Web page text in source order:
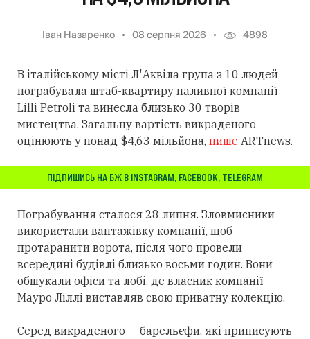
Іван Назаренко 08 серпня 2026 4898
В італійському місті Л'Аквіла група з 10 людей
пограбувала штаб-квартиру паливної компанії
Lilli Petroli та винесла близько 30 творів
мистецтва. Загальну вартість викраденого
оцінюють у понад $4,63 мільйона, пише ARTnews.
ПІДПИШИСЬ НА БЖ В INSTAGRAM, FACEBOOK, TELEGRAM
Пограбування сталося 28 липня. Зловмисники
використали вантажівку компанії, щоб
протаранити ворота, після чого провели
всередині будівлі близько восьми годин. Вони
обшукали офіси та лобі, де власник компанії
Мауро Ліллі виставляв свою приватну колекцію.
Серед викраденого — барельєфи, які приписують